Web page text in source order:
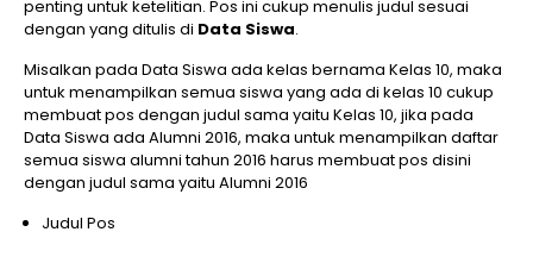
penting untuk ketelitian. Pos ini cukup menulis judul sesuai
dengan yang ditulis di Data Siswa.
Misalkan pada Data Siswa ada kelas bernama Kelas 10, maka
untuk menampilkan semua siswa yang ada di kelas 10 cukup
membuat pos dengan judul sama yaitu Kelas 10, jika pada
Data Siswa ada Alumni 2016, maka untuk menampilkan daftar
semua siswa alumni tahun 2016 harus membuat pos disini
dengan judul sama yaitu Alumni 2016
Judul Pos